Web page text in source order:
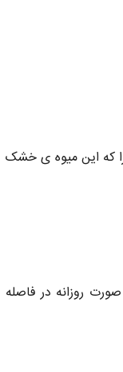
که این میوه ی خشک
روزانه در فاصله